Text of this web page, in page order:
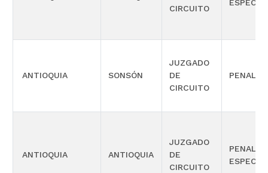
CIRCUITO
ANTIOQUIA SONSÓN
JUZGADO
DE
CIRCUITO
PENAL
ANTIOQUIA ANTIOQUIA
JUZGADO
DE
CIRCUITO
PENAL